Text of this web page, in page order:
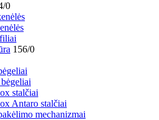
0
156/0
stalčiai
Antaro stalčiai
mechanizmai